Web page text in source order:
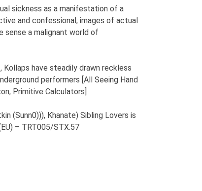
sickness as a manifestation of a
and confessional; images of actual
sense a malignant world of
have steadily drawn reckless
performers [All Seeing Hand
Primitive Calculators]
(Sunn0))), Khanate) Sibling Lovers is
– TRT005/STX.57